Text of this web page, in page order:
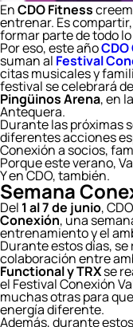
EnCDO Fitness
entrenar. Es
formar parte de todo
Por eso, este año
suman al Festival
citas musicales y
festival se celebrará
Pingüinos Arena, en
Antequera.
Durante las próximas
diferentes acciones
Conexión a socios,
Porque este verano,
Y en CDO, también.
Semana
Del 1 al 7 de junio,
Conexión, una
entrenamiento y el
Durante estos días,
colaboración entre
Functional y TRXse
el Festival Conexión
muchas otras para
energía diferente.
Además, durante